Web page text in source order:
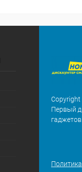
Copyright
Первый